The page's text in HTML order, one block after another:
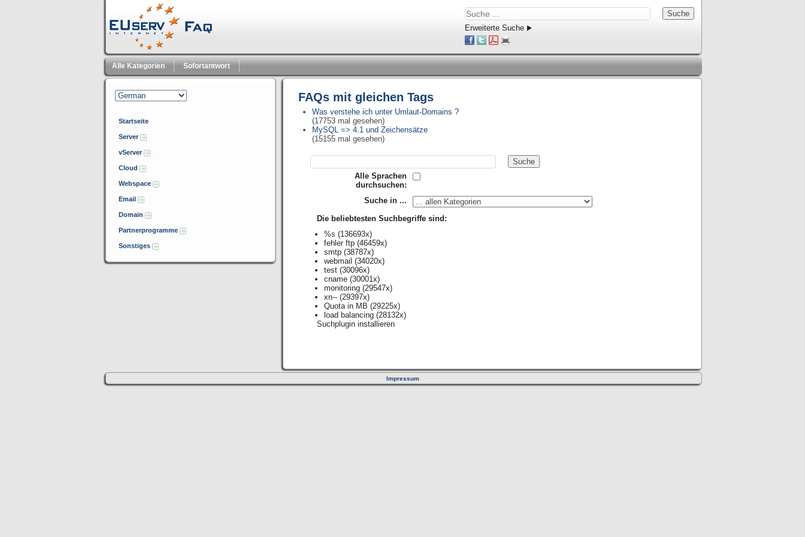
Erweiterte Suche
Alle Kategorien Sofortantwort
Startseite
Server
vServer
Cloud
Webspace
Email
Domain
Partnerprogramme
Sonstiges
FAQs mit gleichen Tags
Was verstehe ich unter Umlaut-Domains ?
(17753 mal gesehen)
MySQL => 4.1 und Zeichensätze
(15155 mal gesehen)
Alle Sprachen
durchsuchen:
Suche in ...
Die beliebtesten Suchbegriffe sind:
%s (136693x)
fehler ftp (46459x)
smtp (38787x)
webmail (34020x)
test (30096x)
cname (30001x)
monitoring (29547x)
xn-- (29397x)
Quota in MB (29225x)
load balancing (28132x)
Suchplugin installieren
Impressum